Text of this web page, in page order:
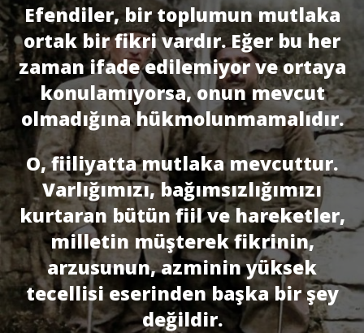
Efendiler, bir toplumun mutlaka
ortak bir fikri vardır. Eğer bu her
zaman ifade edilemiyor ve ortaya
konulamıyorsa, onun mevcut
olmadığına hükmolunmamalıdır.
O, fiiliyatta mutlaka mevcuttur.
Varlığımızı, bağımsızlığımızı
kurtaran bütün fiil ve hareketler,
milletin müşterek fikrinin,
arzusunun, azminin yüksek
tecellisi eserinden başka bir şey
değildir.